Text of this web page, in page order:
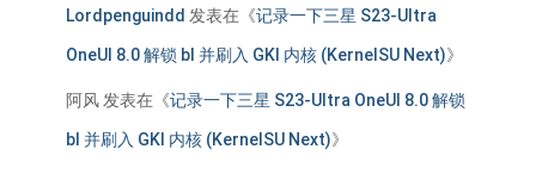
Lordpenguindd 发表在《记录一下三星 S23-Ultra
OneUI 8.0 解锁 bl 并刷入 GKI 内核 (KernelSU Next)》
阿风 发表在《记录一下三星 S23-Ultra OneUI 8.0 解锁
bl 并刷入 GKI 内核 (KernelSU Next)》